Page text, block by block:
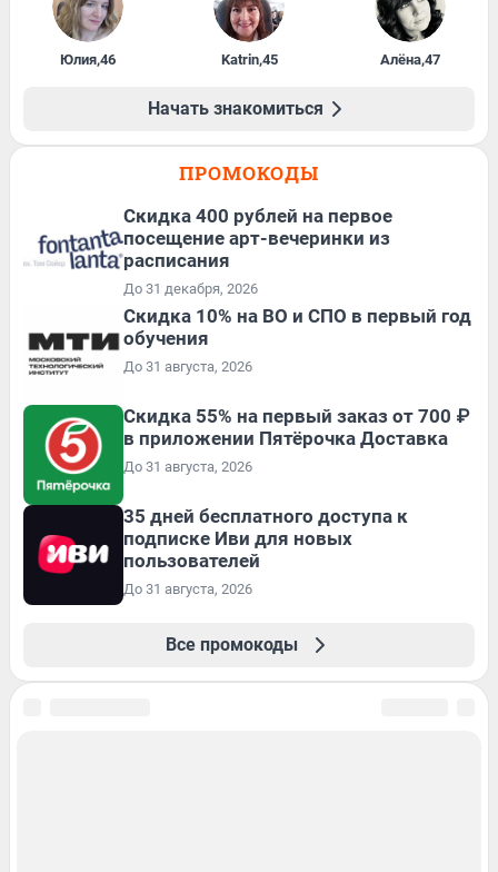
Юлия,46 Katrin,45 Алёна,47
Начать знакомиться
ПРОМОКОДЫ
Cкидка 400 рублей на первое
посещение арт-вечеринки из
расписания
До 31 декабря, 2026
Скидка 10% на ВО и СПО в первый год
обучения
До 31 августа, 2026
Скидка 55% на первый заказ от 700 ₽
в приложении Пятёрочка Доставка
До 31 августа, 2026
35 дней бесплатного доступа к
подписке Иви для новых
пользователей
До 31 августа, 2026
Все промокоды